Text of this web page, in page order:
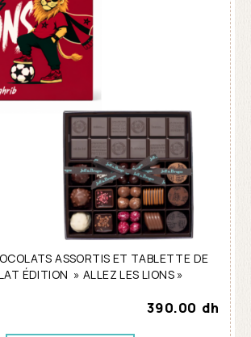
ASSORTIS ET TABLETTE DE
ÉDITION » ALLEZ LES LIONS »
390.00 dh